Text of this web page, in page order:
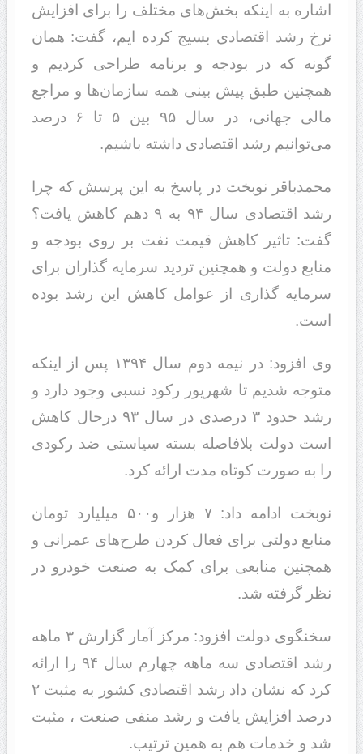
اشاره به اینکه بخش‌های مختلف را برای افزایش
نرخ رشد اقتصادی بسیج کرده ایم، گفت: همان
گونه که در بودجه و برنامه طراحی کردیم و
همچنین طبق پیش بینی همه سازمان‌ها و مراجع
مالی جهانی، در سال ۹۵ بین ۵ تا ۶ درصد
می‌توانیم رشد اقتصادی داشته باشیم.
محمدباقر نوبخت در پاسخ به این پرسش که چرا
رشد اقتصادی سال ۹۴ به ۹ دهم کاهش یافت؟
گفت: تاثیر کاهش قیمت نفت بر روی بودجه و
منابع دولت و همچنین تردید سرمایه گذاران برای
سرمایه گذاری از عوامل کاهش این رشد بوده
است.
وی افزود: در نیمه دوم سال ۱۳۹۴ پس از اینکه
متوجه شدیم تا شهریور رکود نسبی وجود دارد و
رشد حدود ۳ درصدی در سال ۹۳ درحال کاهش
است دولت بلافاصله بسته سیاستی ضد رکودی
را به صورت کوتاه مدت ارائه کرد.
نوبخت ادامه داد: ۷ هزار و۵۰۰ میلیارد تومان
منابع دولتی برای فعال کردن طرح‌های عمرانی و
همچنین منابعی برای کمک به صنعت خودرو در
نظر گرفته شد.
سخنگوی دولت افزود: مرکز آمار گزارش ۳ ماهه
رشد اقتصادی سه ماهه چهارم سال ۹۴ را ارائه
کرد که نشان داد رشد اقتصادی کشور به مثبت ۲
درصد افزایش یافت و رشد منفی صنعت ، مثبت
شد و خدمات هم به همین ترتیب.